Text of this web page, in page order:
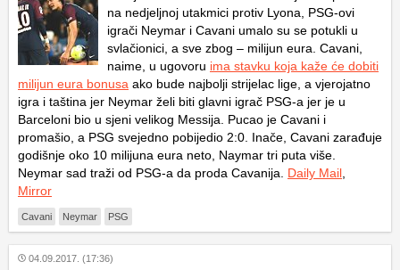
na nedjeljnoj utakmici protiv Lyona, PSG-ovi
igrači Neymar i Cavani umalo su se potukli u
svlačionici, a sve zbog – milijun eura. Cavani,
naime, u ugovoru ima stavku koja kaže će dobiti
milijun eura bonusa ako bude najbolji strijelac lige, a vjerojatno
igra i taština jer Neymar želi biti glavni igrač PSG-a jer je u
Barceloni bio u sjeni velikog Messija. Pucao je Cavani i
promašio, a PSG svejedno pobijedio 2:0. Inače, Cavani zarađuje
godišnje oko 10 milijuna eura neto, Naymar tri puta više.
Neymar sad traži od PSG-a da proda Cavanija. Daily Mail,
Mirror
Cavani Neymar PSG
04.09.2017. (17:36)